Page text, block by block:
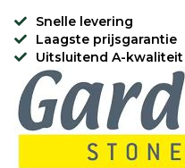
Snelle levering
Laagste prijsgarantie
Uitsluitend A-kwaliteit